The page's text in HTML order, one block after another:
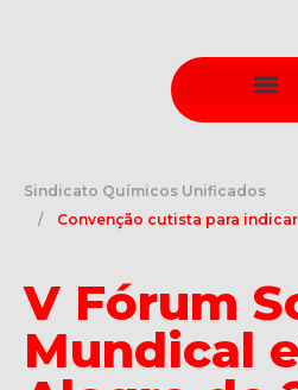
Sindicato Químicos Unificados
Convenção cutista para
V Fórum
Mundical